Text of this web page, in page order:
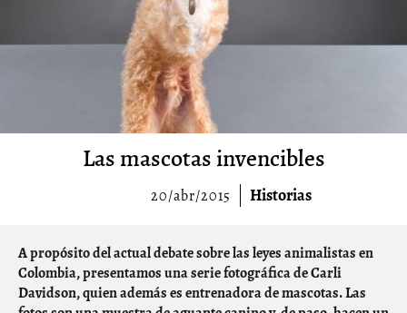
Las mascotas invencibles
20/abr/2015 Historias
A propósito del actual debate sobre las leyes animalistas en
Colombia, presentamos una serie fotográfica de Carli
Davidson, quien además es entrenadora de mascotas. Las